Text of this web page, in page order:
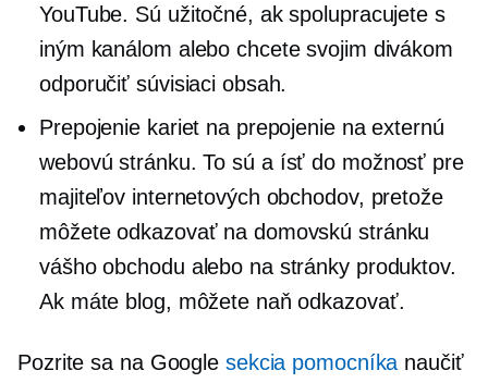
YouTube. Sú užitočné, ak spolupracujete s
iným kanálom alebo chcete svojim divákom
odporučiť súvisiaci obsah.
Prepojenie kariet na prepojenie na externú
webovú stránku. To sú a ísť do možnosť pre
majiteľov internetových obchodov, pretože
môžete odkazovať na domovskú stránku
vášho obchodu alebo na stránky produktov.
Ak máte blog, môžete naň odkazovať.
Pozrite sa na Google sekcia pomocníka naučiť